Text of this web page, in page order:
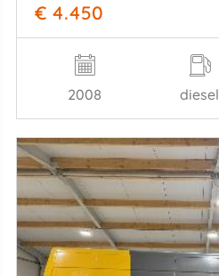
€ 4.450
2008 diesel